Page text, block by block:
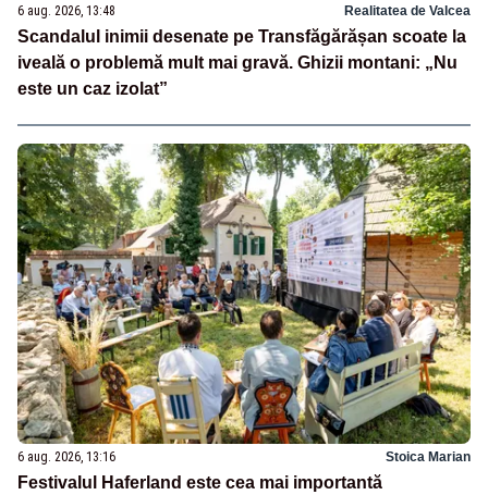
6 aug. 2026, 13:48 Realitatea de Valcea
Scandalul inimii desenate pe Transfăgărășan scoate la
iveală o problemă mult mai gravă. Ghizii montani: „Nu
este un caz izolat”
6 aug. 2026, 13:16 Stoica Marian
Festivalul Haferland este cea mai importantă